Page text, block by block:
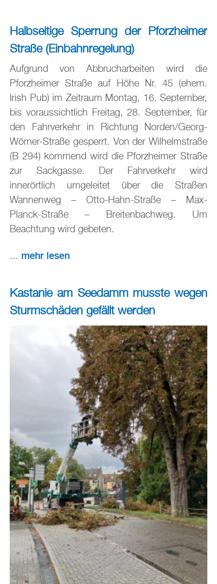
Halbseitige Sperrung der Pforzheimer
Straße (Einbahnregelung)
Aufgrund von Abbrucharbeiten wird die
Pforzheimer Straße auf Höhe Nr. 45 (ehem.
Irish Pub) im Zeitraum Montag, 16. September,
bis voraussichtlich Freitag, 28. September, für
den Fahrverkehr in Richtung Norden/Georg-
Wörner-Straße gesperrt. Von der Wilhelmstraße
(B 294) kommend wird die Pforzheimer Straße
zur Sackgasse. Der Fahrverkehr wird
innerörtlich umgeleitet über die Straßen
Wannenweg – Otto-Hahn-Straße – Max-
Planck-Straße – Breitenbachweg. Um
Beachtung wird gebeten.
... mehr lesen
Kastanie am Seedamm musste wegen
Sturmschäden gefällt werden